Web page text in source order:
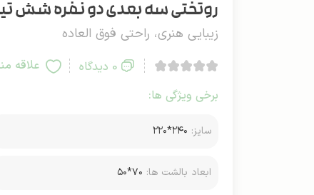
روتختی سه بعدی دو نفره شش
زیبایی هنری، راحتی فوق العاده
0 دیدگاه
علاقه
برخی ویژگی ها:
سایز: ۲۴۰*۲۲۰
ابعاد بالشت ها: ۷۰*۵۰